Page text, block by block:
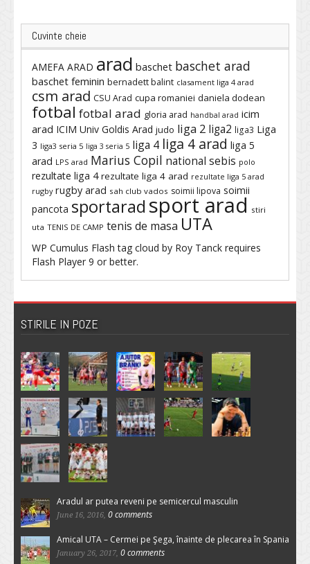
Cuvinte cheie
AMEFA ARAD arad baschet baschet arad
baschet feminin bernadett balint clasament liga 4 arad
csm arad CSU Arad cupa romaniei daniela dodean
fotbal fotbal arad gloria arad handbal arad icim
arad ICIM Univ Goldis Arad judo liga 2 liga2 liga3 Liga
3 liga3 seria 5 liga 3 seria 5 liga 4 liga 4 arad liga 5
arad LPS arad Marius Copil national sebis polo
rezultate liga 4 rezultate liga 4 arad rezultate liga 5 arad
rugby rugby arad sah club vados soimii lipova soimii
pancota sportarad sport arad stiri
uta TENIS DE CAMP tenis de masa UTA
WP Cumulus Flash tag cloud by Roy Tanck requires
Flash Player 9 or better.
STIRILE IN POZE
Aradul ar putea reveni pe semicercul masculin
June 16, 2016, 0 comments
Amical UTA – Cermei pe Şega, înainte de plecarea în Spania
January 26, 2017, 0 comments